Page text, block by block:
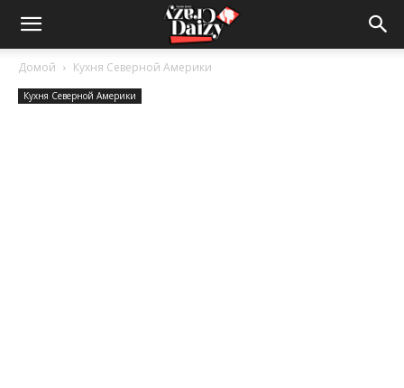
Crazy-
Daizy
Домой Кухня Северной Америки
Кухня Северной Америки